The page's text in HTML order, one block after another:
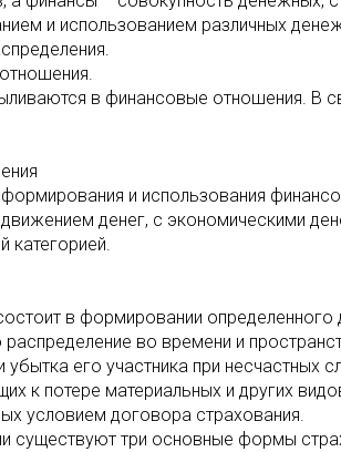
и использованием различных
в финансовые отношения. В
и использования
денег, с экономическими
категорией.
в формировании определенного
во времени и
его участника при несчастных
к потере материальных и других
условием договора страхования.
существуют три основные формы